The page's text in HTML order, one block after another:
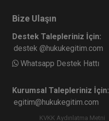
Bize Ulaşın
Destek Talepleriniz İçin:
destek @hukukegitim.com
Whatsapp Destek Hattı
Kurumsal Talepleriniz İçin:
egitim@hukukegitim.com
KVKK Aydınlatma Metni